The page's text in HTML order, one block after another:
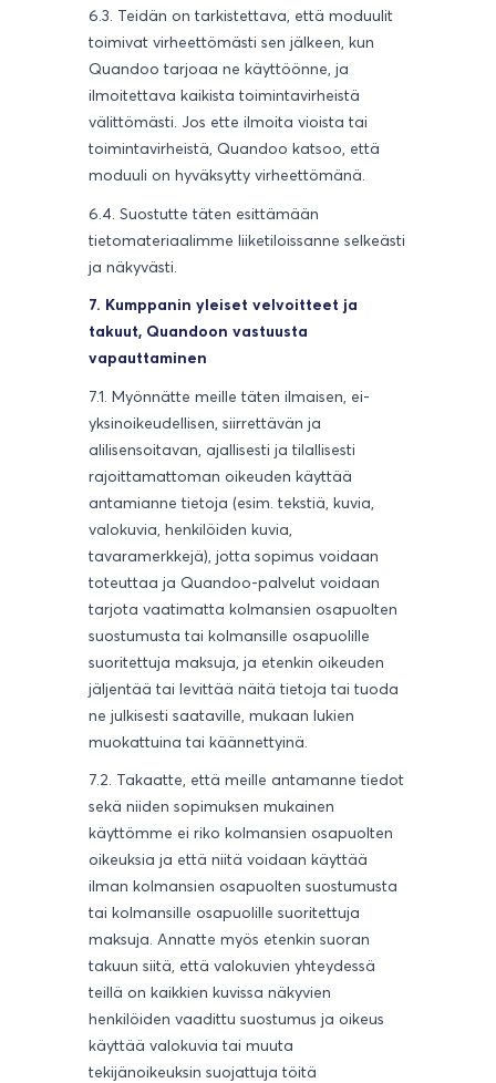
6.3. Teidän on tarkistettava, että moduulit
toimivat virheettömästi sen jälkeen, kun
Quandoo tarjoaa ne käyttöönne, ja
ilmoitettava kaikista toimintavirheistä
välittömästi. Jos ette ilmoita vioista tai
toimintavirheistä, Quandoo katsoo, että
moduuli on hyväksytty virheettömänä.
6.4. Suostutte täten esittämään
tietomateriaalimme liiketiloissanne selkeästi
ja näkyvästi.
7. Kumppanin yleiset velvoitteet ja
takuut, Quandoon vastuusta
vapauttaminen
7.1. Myönnätte meille täten ilmaisen, ei-
yksinoikeudellisen, siirrettävän ja
alilisensoitavan, ajallisesti ja tilallisesti
rajoittamattoman oikeuden käyttää
antamianne tietoja (esim. tekstiä, kuvia,
valokuvia, henkilöiden kuvia,
tavaramerkkejä), jotta sopimus voidaan
toteuttaa ja Quandoo-palvelut voidaan
tarjota vaatimatta kolmansien osapuolten
suostumusta tai kolmansille osapuolille
suoritettuja maksuja, ja etenkin oikeuden
jäljentää tai levittää näitä tietoja tai tuoda
ne julkisesti saataville, mukaan lukien
muokattuina tai käännettyinä.
7.2. Takaatte, että meille antamanne tiedot
sekä niiden sopimuksen mukainen
käyttömme ei riko kolmansien osapuolten
oikeuksia ja että niitä voidaan käyttää
ilman kolmansien osapuolten suostumusta
tai kolmansille osapuolille suoritettuja
maksuja. Annatte myös etenkin suoran
takuun siitä, että valokuvien yhteydessä
teillä on kaikkien kuvissa näkyvien
henkilöiden vaadittu suostumus ja oikeus
käyttää valokuvia tai muuta
tekijänoikeuksin suojattuja töitä